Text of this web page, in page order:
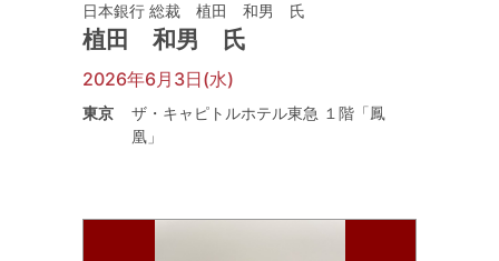
日本銀行 総裁 植田 和男 氏
植田 和男 氏
2026年6月3日(水)
東京
ザ・キャピトルホテル東急 １階「鳳
凰」